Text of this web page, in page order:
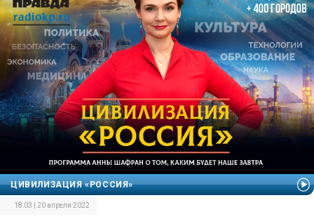
ЦИВИЛИЗАЦИЯ «РОССИЯ»
18:03 | 20 апреля 2022